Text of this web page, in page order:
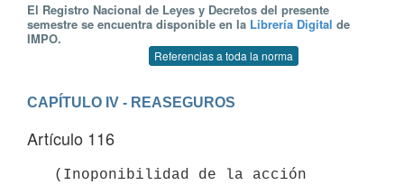
El Registro Nacional de Leyes y Decretos del presente
semestre se encuentra disponible en la Librería Digital de
IMPO.
Referencias a toda la norma
CAPÍTULO IV - REASEGUROS
Artículo 116